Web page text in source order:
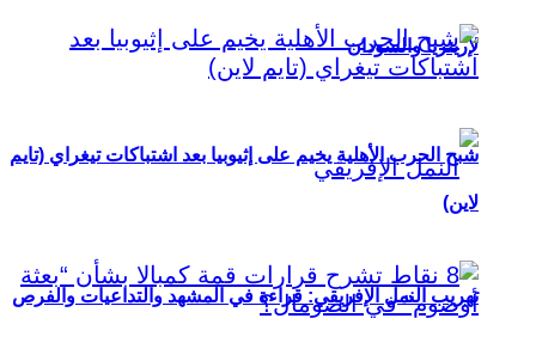
لإريتريا والسودان
تهريب النمل الإفريقي: قراءة في المشهد والتداعيات والفرص
شبح الحرب الأهلية يخيم على إثيوبيا بعد اشتباكات تيغراي (تايم
لاين)